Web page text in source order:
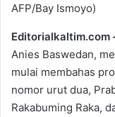
AFP/Bay Ismoyo)
Editorialkaltim.com
Anies Baswedan,
mulai membahas
nomor urut dua,
Rakabuming Raka,